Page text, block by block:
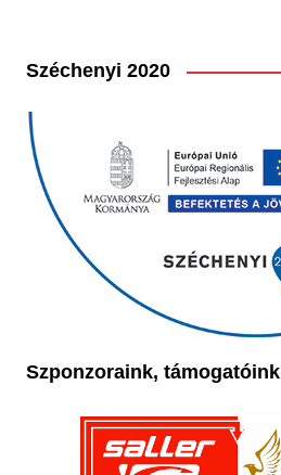
Széchenyi 2020
Szponzoraink, támogatóink